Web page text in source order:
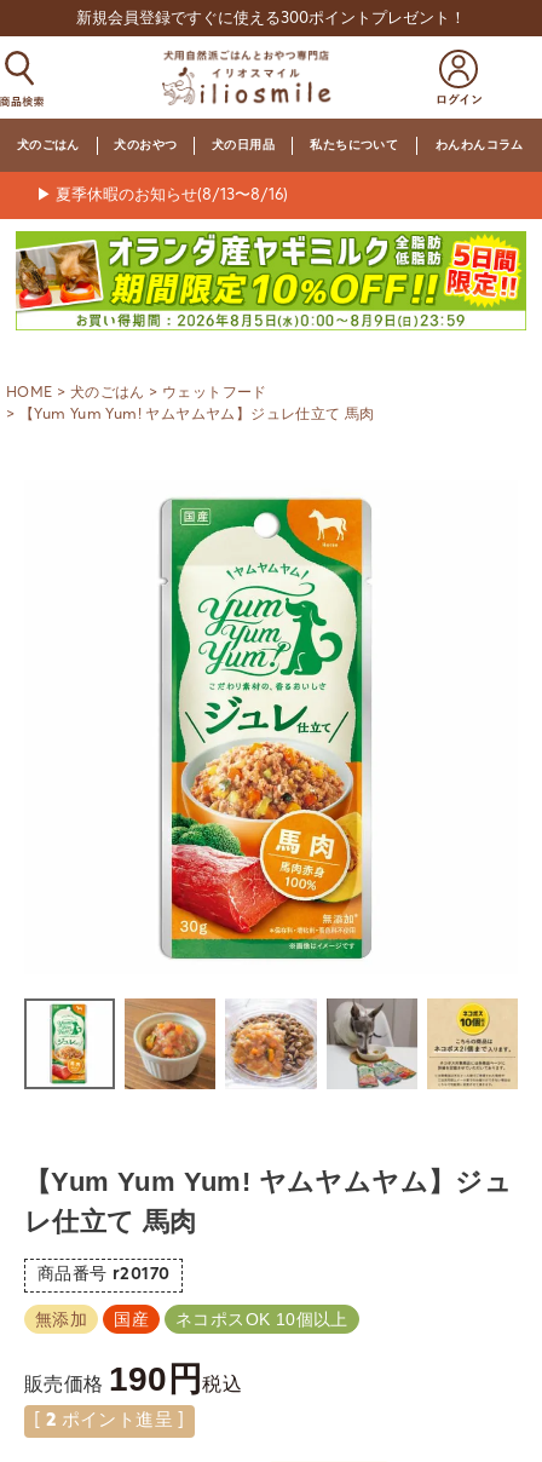
新規会員登録ですぐに使える300ポイントプレゼント！
犬のごはん 犬のおやつ 犬の日用品 私たちについて わんわんコラム
▶ 夏季休暇のお知らせ(8/13〜8/16)
HOME 犬のごはん
ウェットフード
【Yum Yum Yum! ヤムヤムヤム】ジュレ仕立て 馬肉
【Yum Yum Yum! ヤムヤムヤム】ジュ
レ仕立て 馬肉
商品番号 r20170
無添加 国産 ネコポスOK 10個以上
販売価格 190 税込
2 ポイント進呈 ]